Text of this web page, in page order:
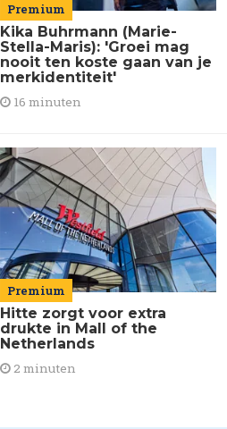
Premium
Kika Buhrmann (Marie-
Stella-Maris): 'Groei mag
nooit ten koste gaan van je
merkidentiteit'
16 minuten
Premium
Hitte zorgt voor extra
drukte in Mall of the
Netherlands
2 minuten